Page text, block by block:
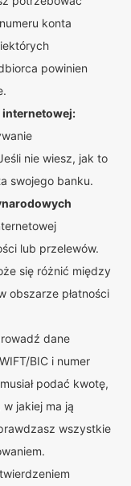
konta
powinien
internetowej:
nie wiesz, jak to
swojego banku.
lub przelewów.
się różnić między
obszarze płatności
dane
BIC i numer
podać kwotę,
jakiej ma ją
wszystkie